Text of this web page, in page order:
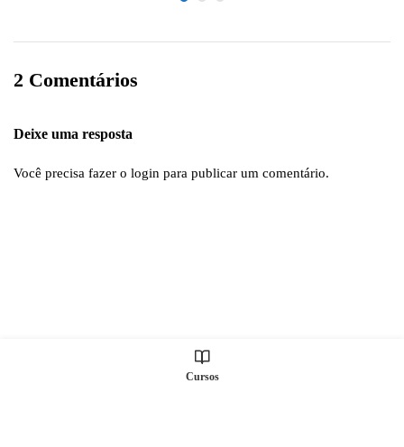
2 Comentários
Deixe uma resposta
Você precisa fazer o login para publicar um comentário.
Cursos